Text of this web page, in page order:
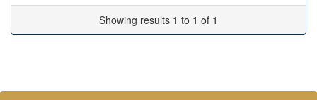
Showing results 1 to 1 of 1